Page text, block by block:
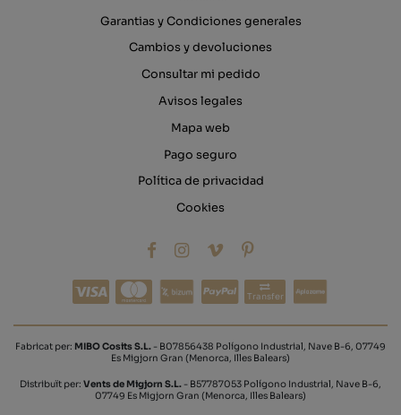
Garantias y Condiciones generales
Cambios y devoluciones
Consultar mi pedido
Avisos legales
Mapa web
Pago seguro
Política de privacidad
Cookies
Transfer
Fabricat per: MIBO Cosits S.L. - B07856438 Polígono Industrial, Nave B-6, 07749
Es Migjorn Gran (Menorca, Illes Balears)
Distribuït per: Vents de Migjorn S.L. - B57787053 Polígono Industrial, Nave B-6,
07749 Es Migjorn Gran (Menorca, Illes Balears)